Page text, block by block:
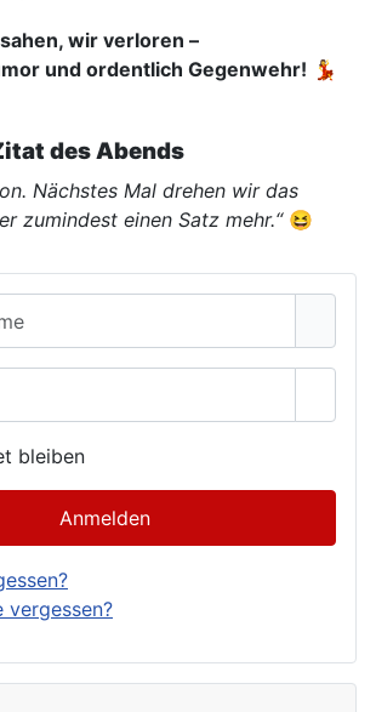
wir verloren –
und ordentlich Gegenwehr! 💃
des Abends
Nächstes Mal drehen wir das
zumindest einen Satz mehr.“😆
bleiben
Anmelden
vergessen?